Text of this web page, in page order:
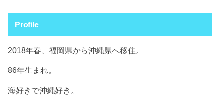
Profile
2018年春、福岡県から沖縄県へ移住。
86年生まれ。
海好きで沖縄好き。